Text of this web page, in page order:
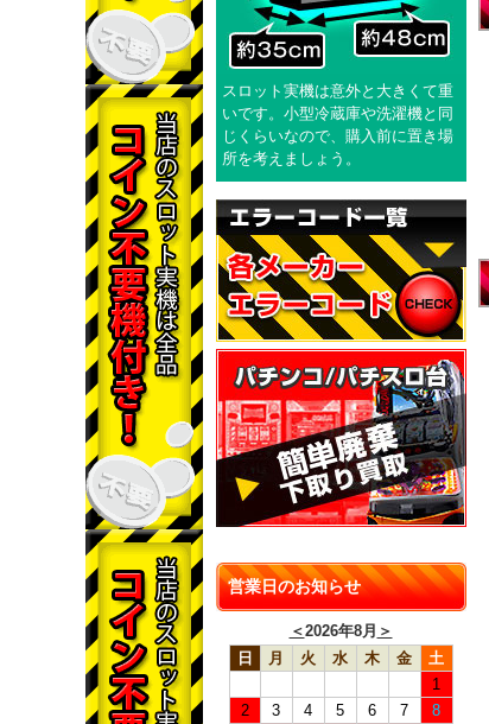
スロット実機は意外と大きくて重
いです。小型冷蔵庫や洗濯機と同
じくらいなので、購入前に置き場
所を考えましょう。
営業日のお知らせ
＜2026年8月 ＞
日
月 火 水 木 金
土
1
2
3 4 5 6 7
8